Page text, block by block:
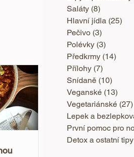
Saláty (8)
Hlavní jídla (25)
Pečivo (3)
Polévky (3)
Předkrmy (14)
Přílohy (7)
Snídaně (10)
Veganské (13)
Vegetariánské (27)
Detox a ostatní tipy